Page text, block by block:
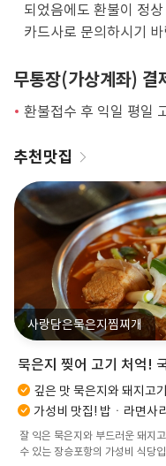
되었음에도 환불이 정
카드사로 문의하시기
무통장(가상계좌) 결
환불접수 후 익일 평일
추천맛집
사랑담은묵은지찜찌개
묵은지 찢어 고기 처억!
깊은 맛 묵은지와 돼지고
가성비 맛집! 밥ㆍ라면사
잘 익은 묵은지와 부드러운 돼지
수 있는 장승포항의 가성비 식당